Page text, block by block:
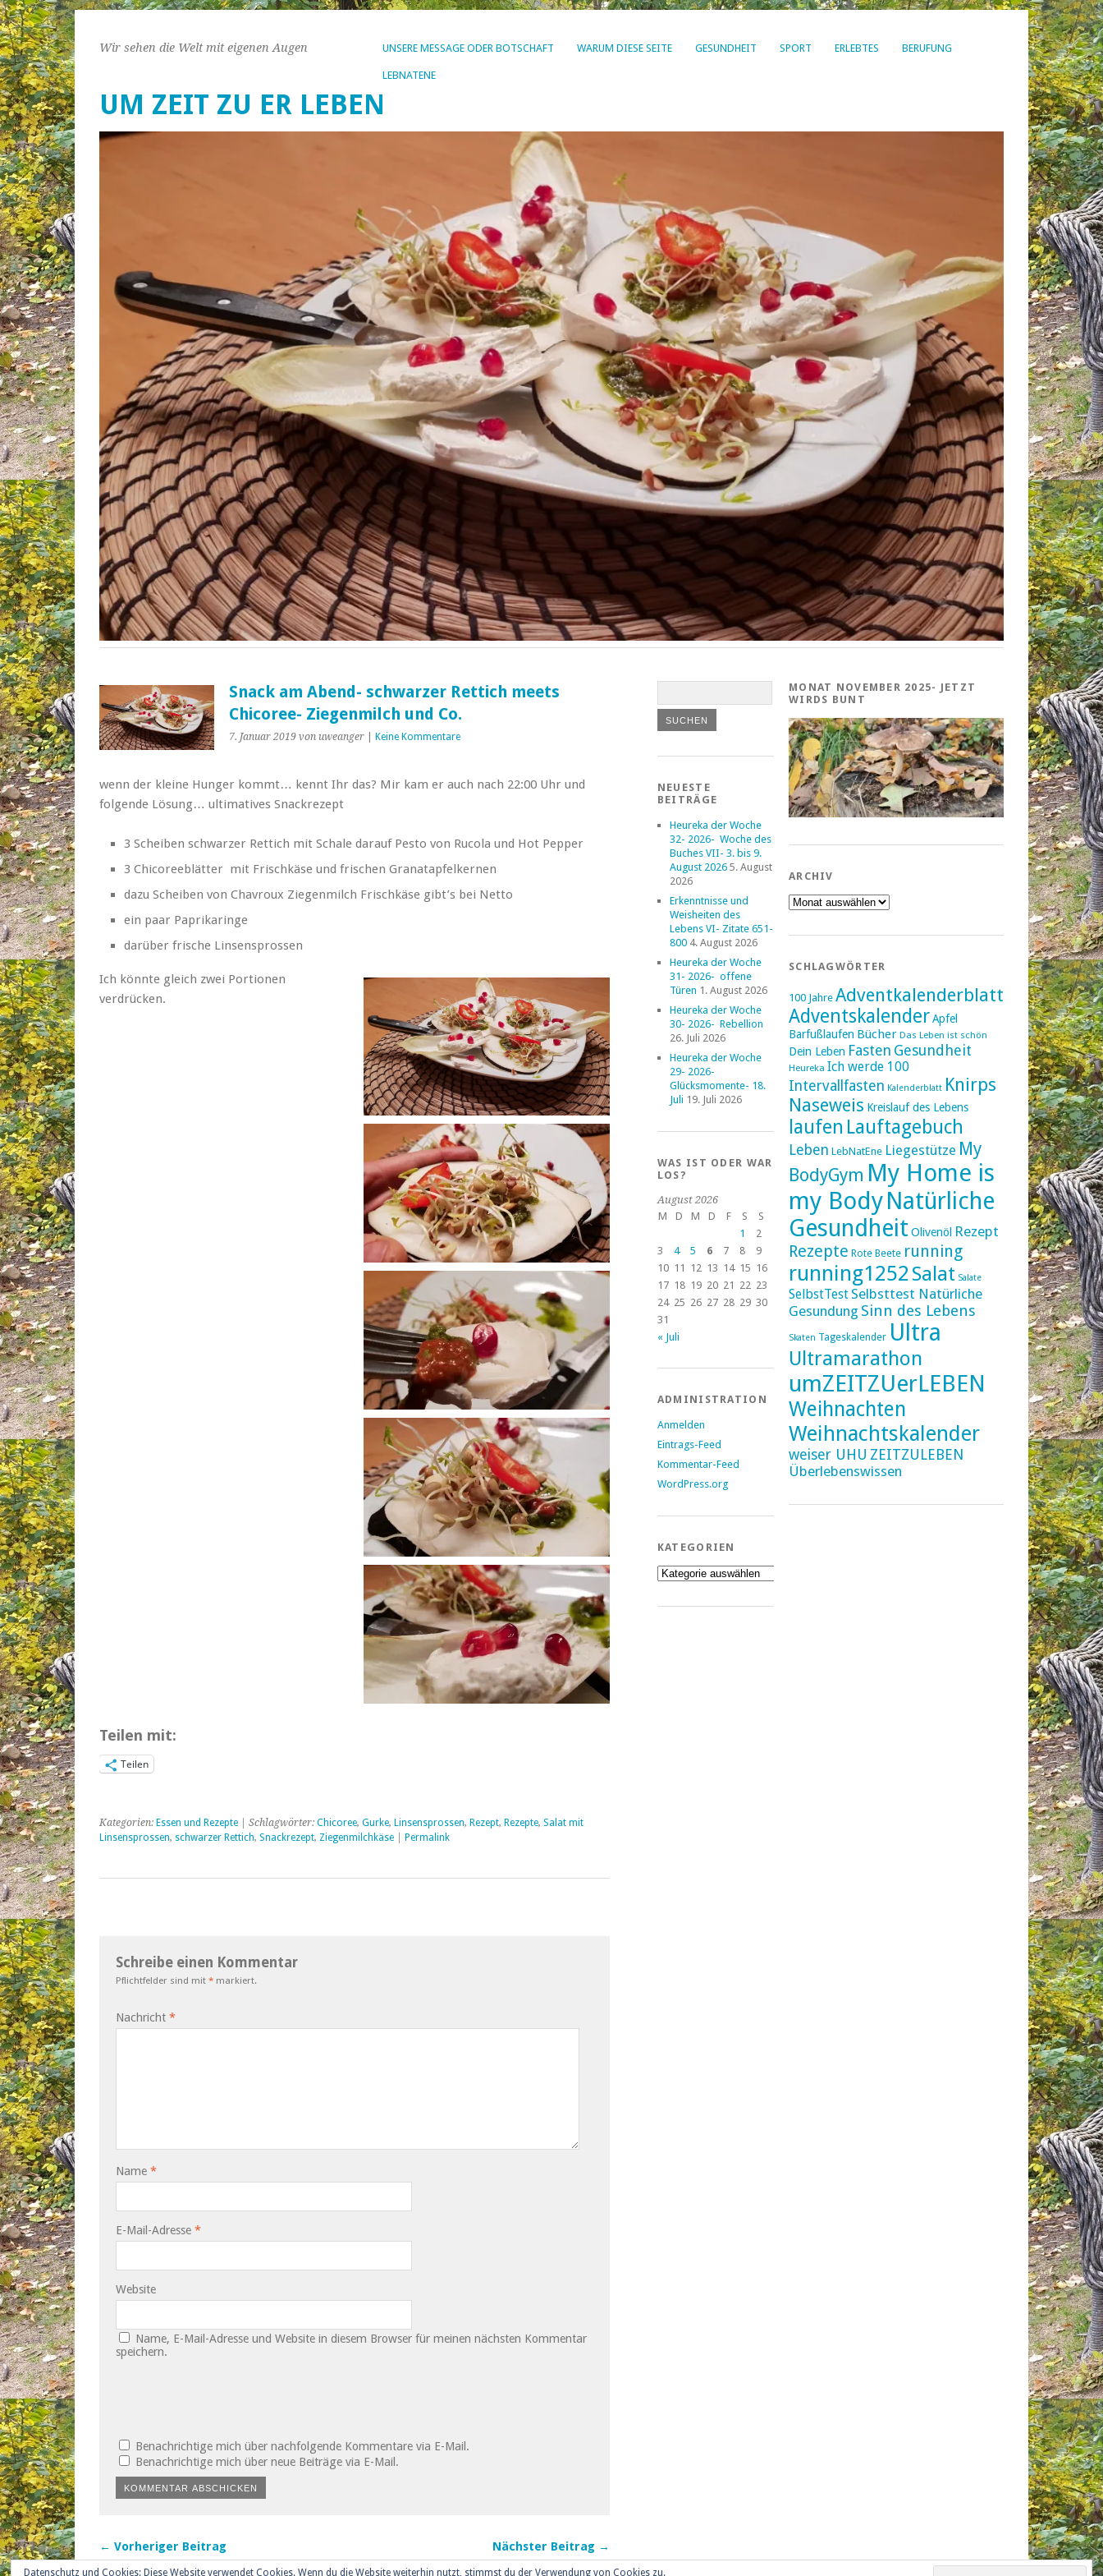
UNSERE MESSAGE ODER BOTSCHAFT WARUM DIESE SEITE GESUNDHEIT SPORT ERLEBTES BERUFUNG
LEBNATENE
UM ZEIT ZU ER LEBEN
Wir sehen die Welt mit eigenen Augen
Snack am Abend- schwarzer Rettich meets
Chicoree- Ziegenmilch und Co.
7. Januar 2019 von uweanger| Keine Kommentare
wenn der kleine Hunger kommt… kennt Ihr das? Mir kam er auch nach 22:00 Uhr und
folgende Lösung… ultimatives Snackrezept
3 Scheiben schwarzer Rettich mit Schale darauf Pesto von Rucola und Hot Pepper
3 Chicoreeblätter mit Frischkäse und frischen Granatapfelkernen
dazu Scheiben von Chavroux Ziegenmilch Frischkäse gibt’s bei Netto
ein paar Paprikaringe
darüber frische Linsensprossen
Ich könnte gleich zwei Portionen
verdrücken.
Teilen mit:
Teilen
Kategorien: Essen und Rezepte | Schlagwörter: Chicoree, Gurke, Linsensprossen, Rezept, Rezepte, Salat mit
Linsensprossen, schwarzer Rettich, Snackrezept, Ziegenmilchkäse Permalink
Schreibe einen Kommentar
Pflichtfelder sind mit * markiert.
Nachricht *
Name *
E-Mail-Adresse *
Website
Name, E-Mail-Adresse und Website in diesem Browser für meinen nächsten Kommentar
speichern.
Benachrichtige mich über nachfolgende Kommentare via E-Mail.
Benachrichtige mich über neue Beiträge via E-Mail.
← Vorheriger Beitrag Nächster Beitrag →
NEUESTE
BEITRÄGE
Heureka der Woche
32- 2026- Woche des
Buches VII- 3. bis 9.
August 2026 5. August
2026
Erkenntnisse und
Weisheiten des
Lebens VI- Zitate 651-
800 4. August 2026
Heureka der Woche
31- 2026- offene
Türen 1. August 2026
Heureka der Woche
30- 2026- Rebellion
26. Juli 2026
Heureka der Woche
29- 2026-
Glücksmomente- 18.
Juli 19. Juli 2026
WAS IST ODER WAR
LOS?
August 2026
M
D M D F S
S
1
2
3
4 5 6 7 8
9
10 11 12 13 14 15 16
17 18 19 20 21 22 23
24 25 26 27 28 29 30
31
« Juli
ADMINISTRATION
Anmelden
Eintrags-Feed
Kommentar-Feed
WordPress.org
KATEGORIEN
Kategorien
MONAT NOVEMBER 2025- JETZT
WIRDS BUNT
ARCHIV
Archiv
SCHLAGWÖRTER
100 Jahre Adventkalenderblatt
AdventskalenderApfel
Barfußlaufen Bücher Das Leben ist schön
Dein Leben Fasten Gesundheit
Heureka Ich werde 100
Intervallfasten Kalenderblatt Knirps
Naseweis Kreislauf des Lebens
laufen Lauftagebuch
Leben LebNatEne Liegestütze My
BodyGym My Home is
my Body Natürliche
Gesundheit Olivenöl Rezept
Rezepte Rote Beete running
running1252 Salat Salate
SelbstTest Selbsttest Natürliche
Gesundung Sinn des Lebens
Skaten Tageskalender Ultra
Ultramarathon
umZEITZUerLEBEN
Weihnachten
Weihnachtskalender
weiser UHU ZEITZULEBEN
Überlebenswissen
Datenschutz und Cookies: Diese Website verwendet Cookies. Wenn du die Website weiterhin nutzt, stimmst du der Verwendung von Cookies zu.